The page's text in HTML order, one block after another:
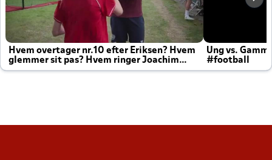
Hvem overtager nr.10 efter Eriksen? Hvem
glemmer sit pas? Hvem ringer Joachim
altid til efter kampe?
Ung vs.
#football